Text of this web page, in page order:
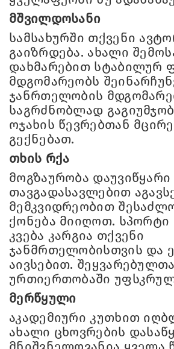
მშვილდოსანი
სამსახურში თქვენი
გაიზრდება. ახალი
დახმარებით სტაბილურ
მდგომარეობს
ჯანრთელობის
საგრძნობლად
ოჯახის წევრებთან
გექნებათ.
თხის რქა
მოგზაურობა დაუვიწყარი
თავგადასავლებით
მემკვიდრეობით
ქონება მიიღოთ. სპორტი
კვება კარგია თქვენი
ჯანმრთელობისთვის და
აივსებით.
ურთიერთობაში
მერწყული
აკადემიური კუთხით
ახალი ცხოვრების